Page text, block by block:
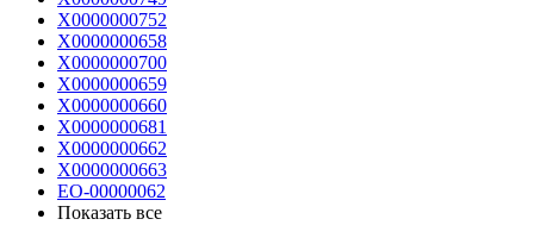
Х0000000752
Х0000000658
Х0000000700
Х0000000659
Х0000000660
Х0000000681
Х0000000662
Х0000000663
ЕО-00000062
Показать все